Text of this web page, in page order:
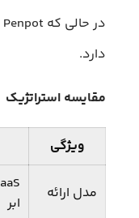
دارد.
مقایسه استراتژیک
ویژگی
مدل ارائه
ابر